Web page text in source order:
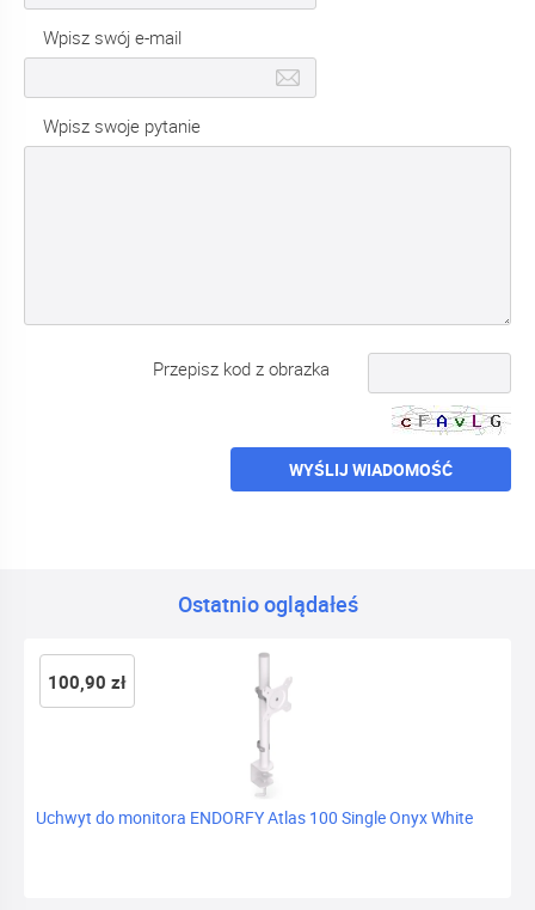
Wpisz swój e-mail
Wpisz swoje pytanie
Przepisz kod z obrazka
WYŚLIJ WIADOMOŚĆ
Ostatnio oglądałeś
Uchwyt do monitora ENDORFY Atlas 100 Single Onyx White
100,90 zł